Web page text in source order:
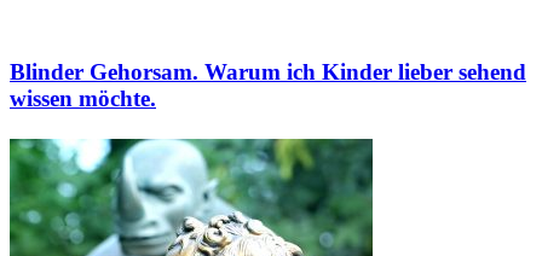
Blinder Gehorsam. Warum ich Kinder lieber sehend
wissen möchte.